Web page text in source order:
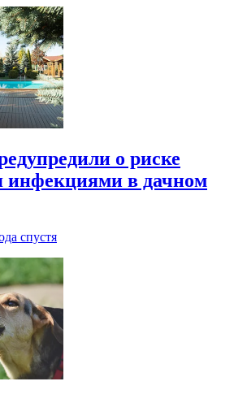
о риске
инфекциями в дачном
спустя